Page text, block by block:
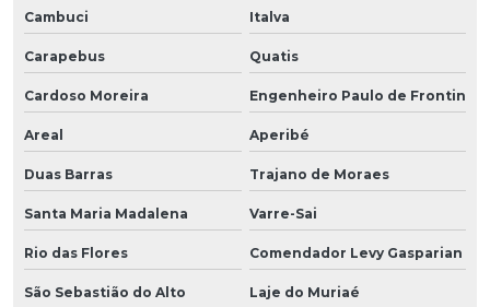
Cambuci Italva
Carapebus Quatis
Cardoso Moreira Engenheiro Paulo de Frontin
Areal Aperibé
Duas Barras Trajano de Moraes
Santa Maria Madalena Varre-Sai
Rio das Flores Comendador Levy Gasparian
São Sebastião do Alto Laje do Muriaé